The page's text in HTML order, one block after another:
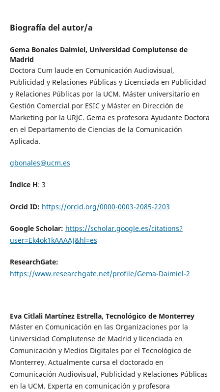
Biografía del autor/a
Gema Bonales Daimiel, Universidad Complutense de
Madrid
Doctora Cum laude en Comunicación Audiovisual,
Publicidad y Relaciones Públicas y Licenciada en Publicidad
y Relaciones Públicas por la UCM. Máster universitario en
Gestión Comercial por ESIC y Máster en Dirección de
Marketing por la URJC. Gema es profesora Ayudante Doctora
en el Departamento de Ciencias de la Comunicación
Aplicada.
gbonales@ucm.es
Índice H: 3
Orcid ID: https://orcid.org/0000-0003-2085-2203
Google Scholar: https://scholar.google.es/citations?
user=Ek4ok1kAAAAJ&hl=es
ResearchGate:
https://www.researchgate.net/profile/Gema-Daimiel-2
Eva Citlali Martínez Estrella, Tecnológico de Monterrey
Máster en Comunicación en las Organizaciones por la
Universidad Complutense de Madrid y licenciada en
Comunicación y Medios Digitales por el Tecnológico de
Monterrey. Actualmente cursa el doctorado en
Comunicación Audiovisual, Publicidad y Relaciones Públicas
en la UCM. Experta en comunicación y profesora